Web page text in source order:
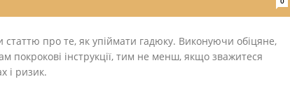
про те, як упіймати гадюку. Виконуючи обіцяне,
покрокові інструкції, тим не менш, якщо зважитеся
і ризик.